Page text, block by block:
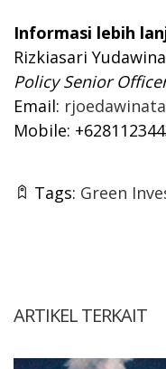
Informasi lebih
Rizkiasari
Policy Senior
Email:
Mobile:
Tags: Green
ARTIKEL TERKAIT